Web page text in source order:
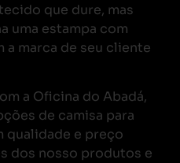
que dure, mas
uma estampa com
a marca de seu cliente
a Oficina do Abadá,
de camisa para
qualidade e preço
dos nosso produtos e